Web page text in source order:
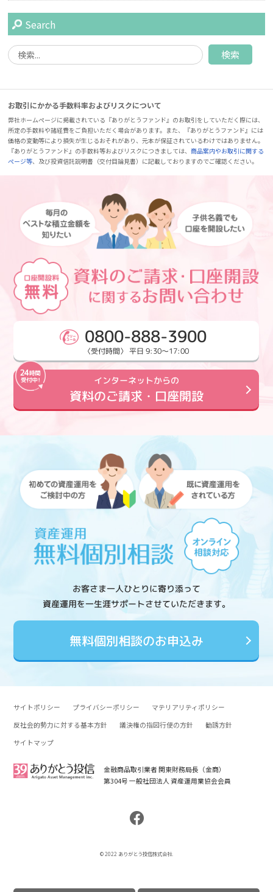
Search
お取引にかかる手数料率およびリスクについて
弊社ホームページに掲載されている『ありがとうファンド』のお取引をしていただく際には、
所定の手数料や諸経費をご負担いただく場合があります。また、『ありがとうファンド』には
価格の変動等により損失が生じるおそれがあり、元本が保証されているわけではありません。
『ありがとうファンド』の手数料等およびリスクにつきましては、商品案内やお取引に関する
ページ等、及び投資信託説明書（交付目論見書）に記載しておりますのでご確認ください。
0800-888-3900
〈受付時間〉 平日 9:30～17:00
インターネットからの
資料のご請求・口座開設
お客さま一人ひとりに寄り添って
資産運用を一生涯サポートさせていただきます。
無料個別相談のお申込み
サイトポリシー プライバシーポリシー
マテリアリティポリシー
反社会的勢力に対する基本方針
議決権の指図行使の方針
勧誘方針
サイトマップ
金融商品取引業者 関東財務局長（金商）
第304号 一般社団法人 資産運用業協会会員
© 2022 ありがとう投信株式会社.